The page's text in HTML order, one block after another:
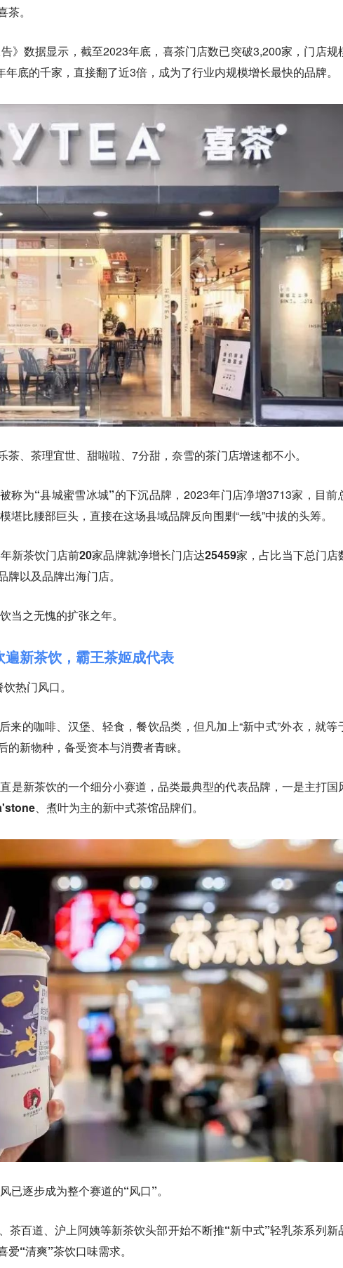
。
》数据显示，截至2023年底，喜茶门店数已突破3,200家，门店规
底的千家，直接翻了近3倍，成为了行业内规模增长最快的品牌。
茶、茶理宜世、甜啦啦、7分甜，奈雪的茶门店增速都不小。
称为“县城蜜雪冰城”的下沉品牌，2023年门店净增3713家，目前
堪比腰部巨头 ，直接在这场县域品牌反向围剿“一线”中拔的头筹。
新茶饮门店前20家品牌就净增长门店达25459家，占比当下总门店
牌以及品牌出海门店。
当之无愧的扩张之年。
新茶饮，霸王茶姬成代表
热门风口。
来的咖啡、汉堡、轻食，餐饮品类，但凡加上“新中式”外衣，就等
新物种，备受资本与消费者青睐。
是新茶饮的一个细分小赛道，品类最典型的代表品牌， 一是主打国
、煮叶为主的新中式茶馆品牌们。
已逐步成为整个赛道的“风口”。
茶百道、沪上阿姨等新茶饮头部开始不断推“新中式”轻乳茶系列新
“清爽”茶饮口味需求。